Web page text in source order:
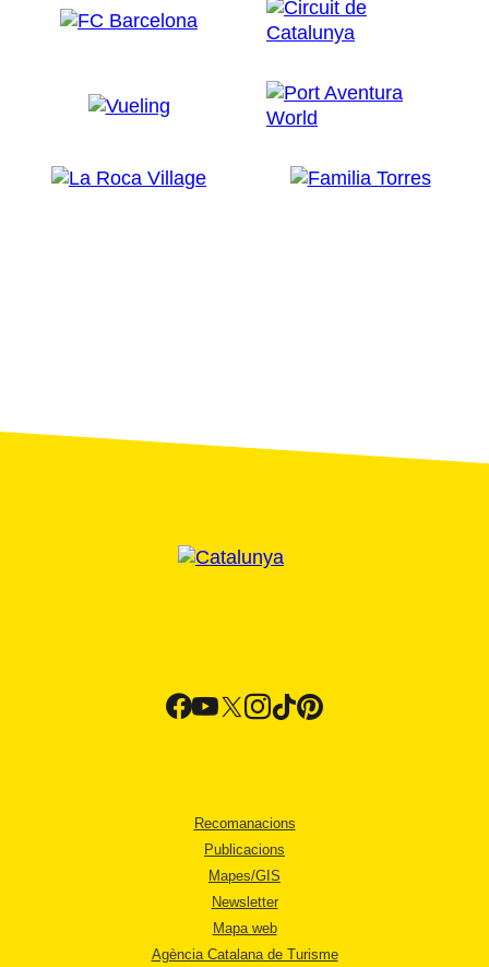
Recomanacions
Publicacions
Mapes/GIS
Newsletter
Mapa web
Agència Catalana de Turisme